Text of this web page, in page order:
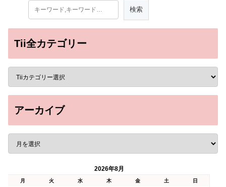
Tii全カテゴリー
アーカイブ
2026年8月
月 火 水 木 金 土
日